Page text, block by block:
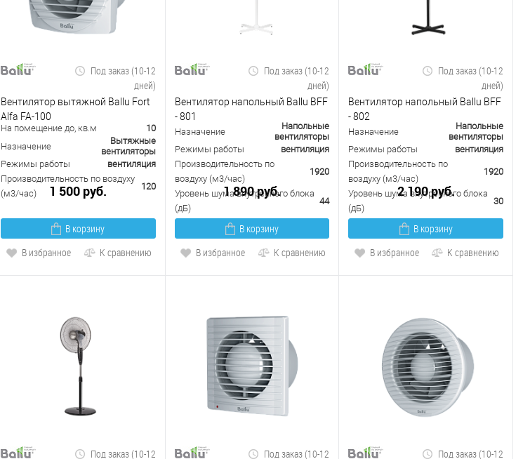
Под заказ (10-12
дней)
Вентилятор вытяжной Ballu Fort
Alfa FA-100
На помещение до, кв.м
10
Назначение
Вытяжные
вентиляторы
Режимы работы
вентиляция
Производительность по воздуху
(м3/час)
120
1 500 руб.
В корзину
В избранное
К сравнению
Под заказ (10-12
дней)
Вентилятор напольный Ballu BFF
- 801
Назначение
Напольные
вентиляторы
Режимы работы
вентиляция
Производительность по
воздуху (м3/час)
1920
Уровень шума внутреннего блока
(дБ)
44
1 890 руб.
В корзину
В избранное
К сравнению
Под заказ (10-12
дней)
Вентилятор напольный Ballu BFF
- 802
Назначение
Напольные
вентиляторы
Режимы работы
вентиляция
Производительность по
воздуху (м3/час)
1920
Уровень шума внутреннего блока
(дБ)
30
2 190 руб.
В корзину
В избранное
К сравнению
Под заказ (10-12 Под заказ (10-12 Под заказ (10-12